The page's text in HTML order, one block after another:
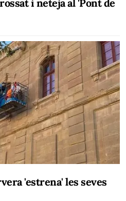
i neteja al 'Pont de
'estrena' les seves